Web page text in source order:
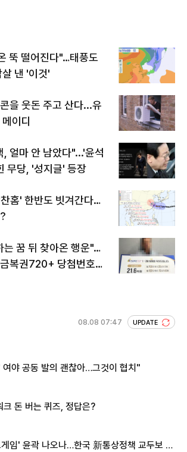
뚝 떨어진다"…태풍도
낸 '이것'
을 웃돈 주고 산다...유
이디
, 얼마 안 남았다"...'윤석
무당, '성지글' 등장
홈' 한반도 빗겨간다…
는 꿈 뒤 찾아온 행운"…
복권720+ 당첨번호조
08.08 07:47 UPDATE
야 공동 발의 괜찮아…그것이 협치"
크 돈 버는 퀴즈, 정답은?
임' 윤곽 나오나…한국 新통상정책 교두보 활